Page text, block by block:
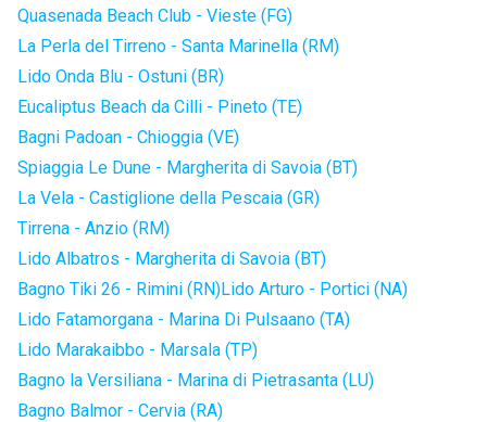
Quasenada Beach Club - Vieste (FG)
La Perla del Tirreno - Santa Marinella (RM)
Lido Onda Blu - Ostuni (BR)
Eucaliptus Beach da Cilli - Pineto (TE)
Bagni Padoan - Chioggia (VE)
Spiaggia Le Dune - Margherita di Savoia (BT)
La Vela - Castiglione della Pescaia (GR)
Tirrena - Anzio (RM)
Lido Albatros - Margherita di Savoia (BT)
Bagno Tiki 26 - Rimini (RN)Lido Arturo - Portici (NA)
Lido Fatamorgana - Marina Di Pulsaano (TA)
Lido Marakaibbo - Marsala (TP)
Bagno la Versiliana - Marina di Pietrasanta (LU)
Bagno Balmor - Cervia (RA)